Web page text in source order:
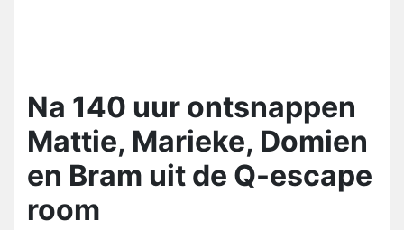
Na 140 uur ontsnappen
Mattie, Marieke, Domien
en Bram uit de Q-escape
room